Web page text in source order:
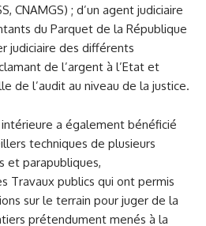
CNAMGS) ; d’un agent judiciaire
du Parquet de la République
judiciaire des différents
de l’argent à l’Etat et
de l’audit au niveau de la justice.
a également bénéficié
techniques de plusieurs
et parapubliques,
Travaux publics qui ont permis
sur le terrain pour juger de la
prétendument menés à la